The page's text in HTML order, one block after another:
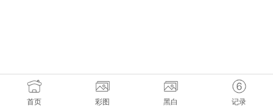
首页 彩图 黑白 记录